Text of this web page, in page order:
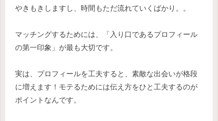
やきもきしますし、時間もただ流れていくばかり。。
マッチングするためには、「入り口であるプロフィール
の第一印象」が最も大切です。
実は、プロフィールを工夫すると、素敵な出会いが格段
に増えます！モテるためには伝え方をひと工夫するのが
ポイントなんです。